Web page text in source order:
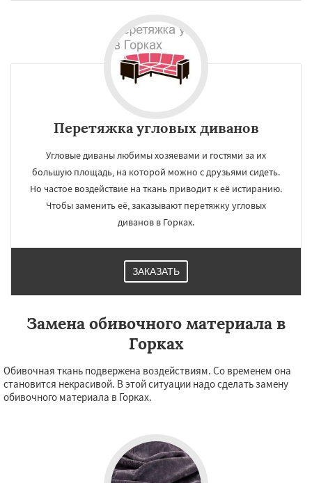
Перетяжка угловых диванов
Угловые диваны любимы хозяевами и гостями за их
большую площадь, на которой можно с друзьями сидеть.
Но частое воздействие на ткань приводит к её истиранию.
Чтобы заменить её, заказывают перетяжку угловых
диванов в Горках.
ЗАКАЗАТЬ
Замена обивочного материала в
Горках
Обивочная ткань подвержена воздействиям. Со временем она
становится некрасивой. В этой ситуации надо сделать замену
обивочного материала в Горках.